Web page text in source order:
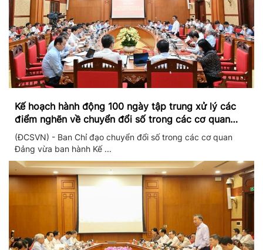
Kế hoạch hành động 100 ngày tập trung xử lý các
điểm nghẽn về chuyển đổi số trong các cơ quan
Đảng
(ĐCSVN) - Ban Chỉ đạo chuyển đổi số trong các cơ quan
Đảng vừa ban hành Kế ...